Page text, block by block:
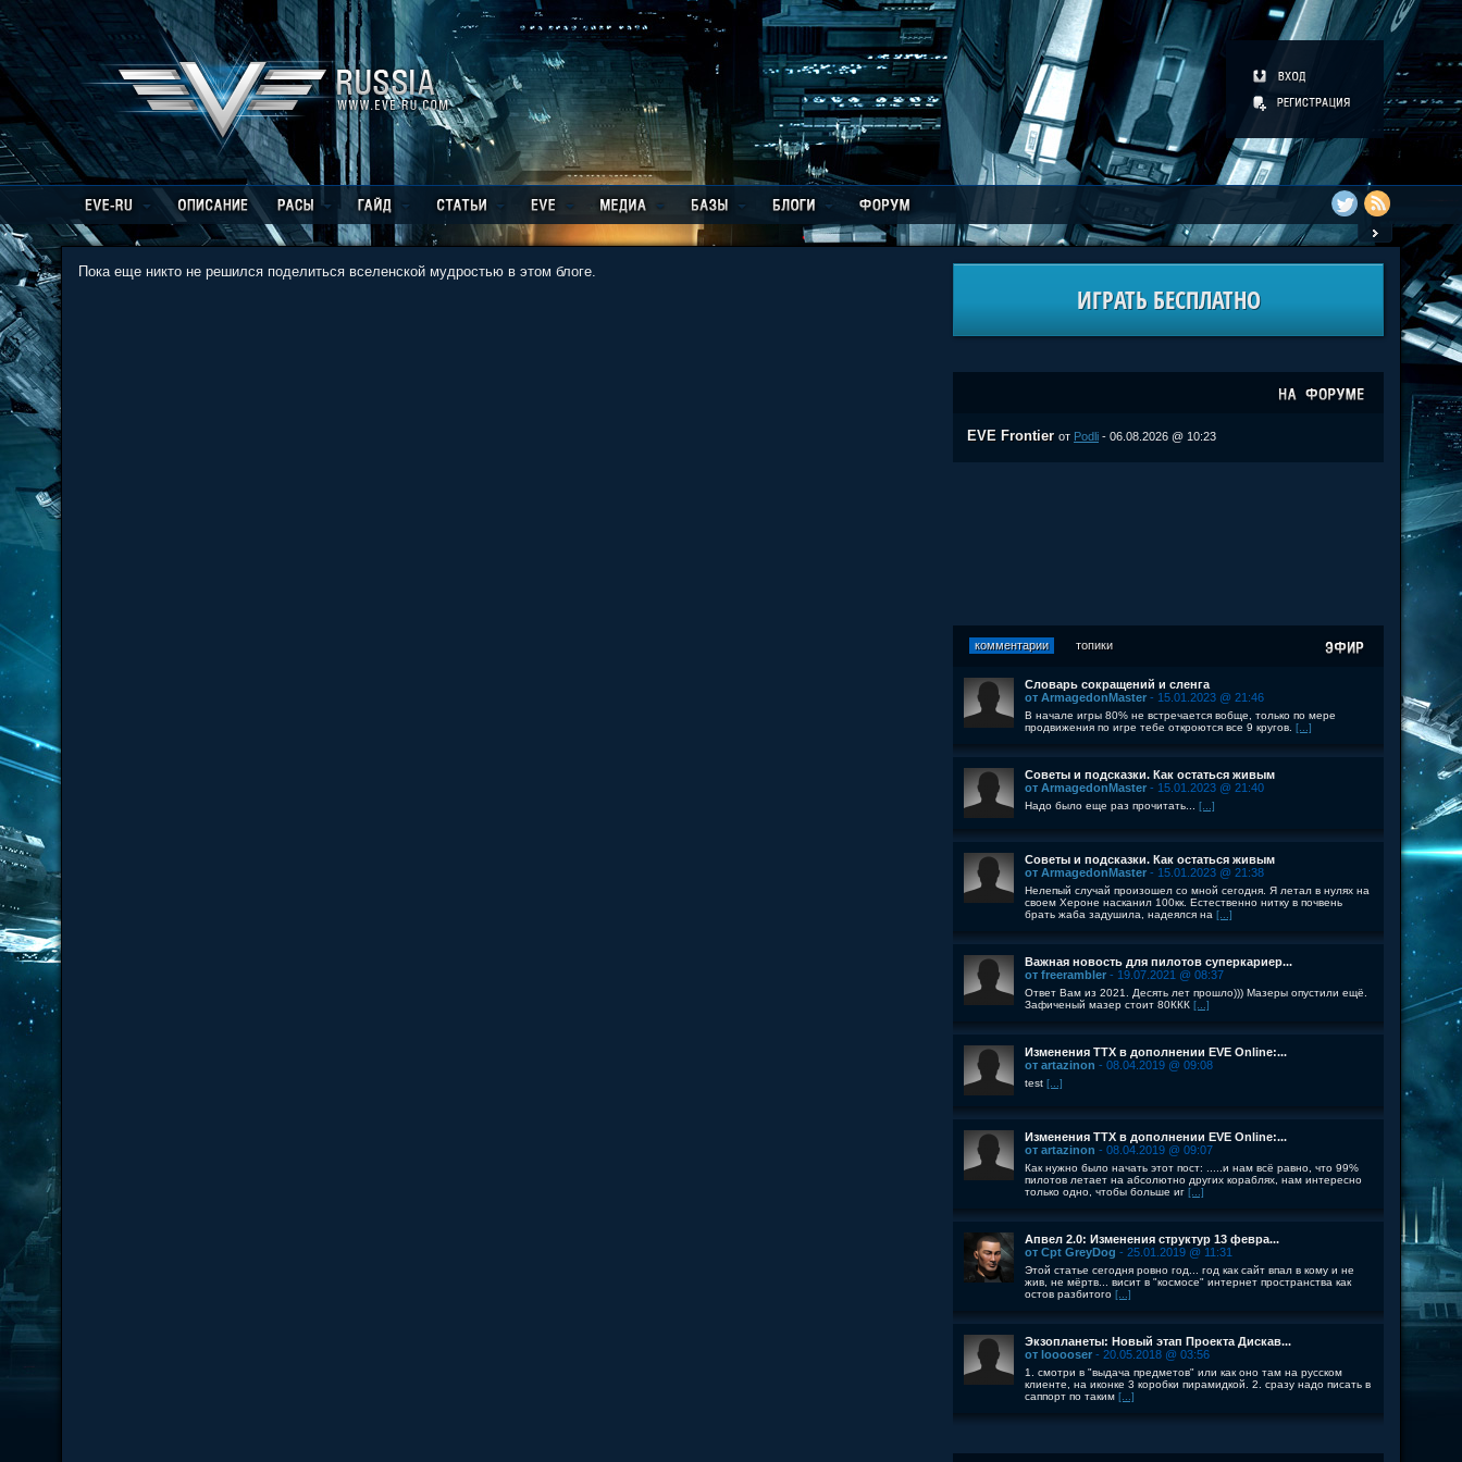
Пока еще никто не решился поделиться вселенской мудростью в этом блоге.
ИГРАТЬ БЕСПЛАТНО
EVE Frontier от Podli - 06.08.2026 @ 10:23
комментарии топики
Словарь сокращений и сленга
от ArmagedonMaster - 15.01.2023 @ 21:46
В начале игры 80% не встречается вобще, только по мере
продвижения по игре тебе откроются все 9 кругов. [...]
Советы и подсказки. Как остаться живым
от ArmagedonMaster - 15.01.2023 @ 21:40
Надо было еще раз прочитать... [...]
Советы и подсказки. Как остаться живым
от ArmagedonMaster - 15.01.2023 @ 21:38
Нелепый случай произошел со мной сегодня. Я летал в нулях на
своем Хероне насканил 100кк. Естественно нитку в почвень
брать жаба задушила, надеялся на [...]
Важная новость для пилотов суперкариер...
от freerambler - 19.07.2021 @ 08:37
Ответ Вам из 2021. Десять лет прошло))) Мазеры опустили ещё.
Зафиченый мазер стоит 80ККК [...]
Изменения ТТХ в дополнении EVE Online:...
от artazinon - 08.04.2019 @ 09:08
test [...]
Изменения ТТХ в дополнении EVE Online:...
от artazinon - 08.04.2019 @ 09:07
Как нужно было начать этот пост: .....и нам всё равно, что 99%
пилотов летает на абсолютно других кораблях, нам интересно
только одно, чтобы больше иг [...]
Апвел 2.0: Изменения структур 13 февра...
от Cpt GreyDog - 25.01.2019 @ 11:31
Этой статье сегодня ровно год... год как сайт впал в кому и не
жив, не мёртв... висит в "космосе" интернет пространства как
остов разбитого [...]
Экзопланеты: Новый этап Проекта Дискав...
от looooser - 20.05.2018 @ 03:56
1. смотри в "выдача предметов" или как оно там на русском
клиенте, на иконке 3 коробки пирамидкой. 2. сразу надо писать в
саппорт по таким [...]